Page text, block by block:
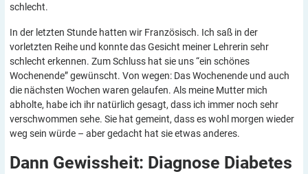
schlecht.
In der letzten Stunde hatten wir Französisch. Ich saß in der
vorletzten Reihe und konnte das Gesicht meiner Lehrerin sehr
schlecht erkennen. Zum Schluss hat sie uns “ein schönes
Wochenende” gewünscht. Von wegen: Das Wochenende und auch
die nächsten Wochen waren gelaufen. Als meine Mutter mich
abholte, habe ich ihr natürlich gesagt, dass ich immer noch sehr
verschwommen sehe. Sie hat gemeint, dass es wohl morgen wieder
weg sein würde – aber gedacht hat sie etwas anderes.
Dann Gewissheit: Diagnose Diabetes